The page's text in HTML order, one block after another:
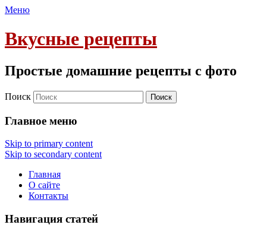
Меню
Вкусные рецепты
Простые домашние рецепты с фото
Поиск
Главное меню
Skip to primary content
Skip to secondary content
Главная
О сайте
Контакты
Навигация статей